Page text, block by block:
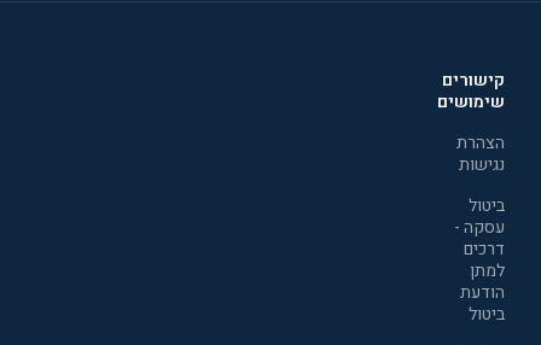
קישורים
שימושים
הצהרת
נגישות
ביטול
עסקה -
דרכים
למתן
הודעת
ביטול